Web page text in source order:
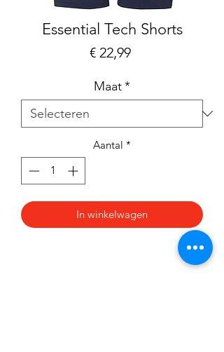
Essential Tech Shorts
€ 22,99Prijs
Maat*
Aantal *
In winkelwagen